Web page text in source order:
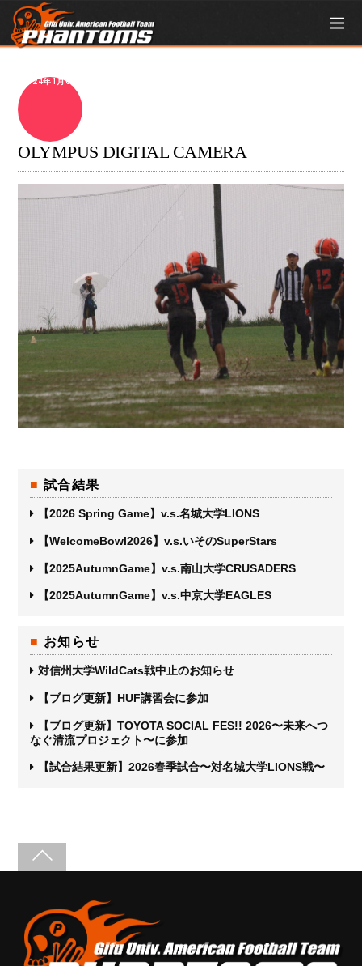
2024年1月6日
OLYMPUS DIGITAL CAMERA
試合結果
【2026 Spring Game】v.s.名城大学LIONS
【WelcomeBowl2026】v.s.いそのSuperStars
【2025AutumnGame】v.s.南山大学CRUSADERS
【2025AutumnGame】v.s.中京大学EAGLES
お知らせ
対信州大学WildCats戦中止のお知らせ
【ブログ更新】HUF講習会に参加
【ブログ更新】TOYOTA SOCIAL FES!! 2026〜未来へつ
なぐ清流プロジェクト〜に参加
【試合結果更新】2026春季試合〜対名城大学LIONS戦〜